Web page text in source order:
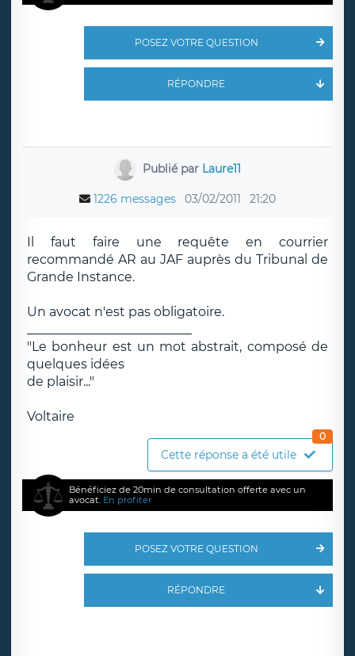
POSEZ VOTRE QUESTION
RÉPONDRE
Publié par Laure11
1226 messages 03/02/2011 21:20
Il faut faire une requête en courrier
recommandé AR au JAF auprès du Tribunal de
Grande Instance.
Un avocat n'est pas obligatoire.
"Le bonheur est un mot abstrait, composé de
quelques idées
de plaisir..."
Voltaire
Cette réponse a été utile
0
Bénéficiez de 20min de consultation offerte avec un
avocat. En profiter
POSEZ VOTRE QUESTION
RÉPONDRE